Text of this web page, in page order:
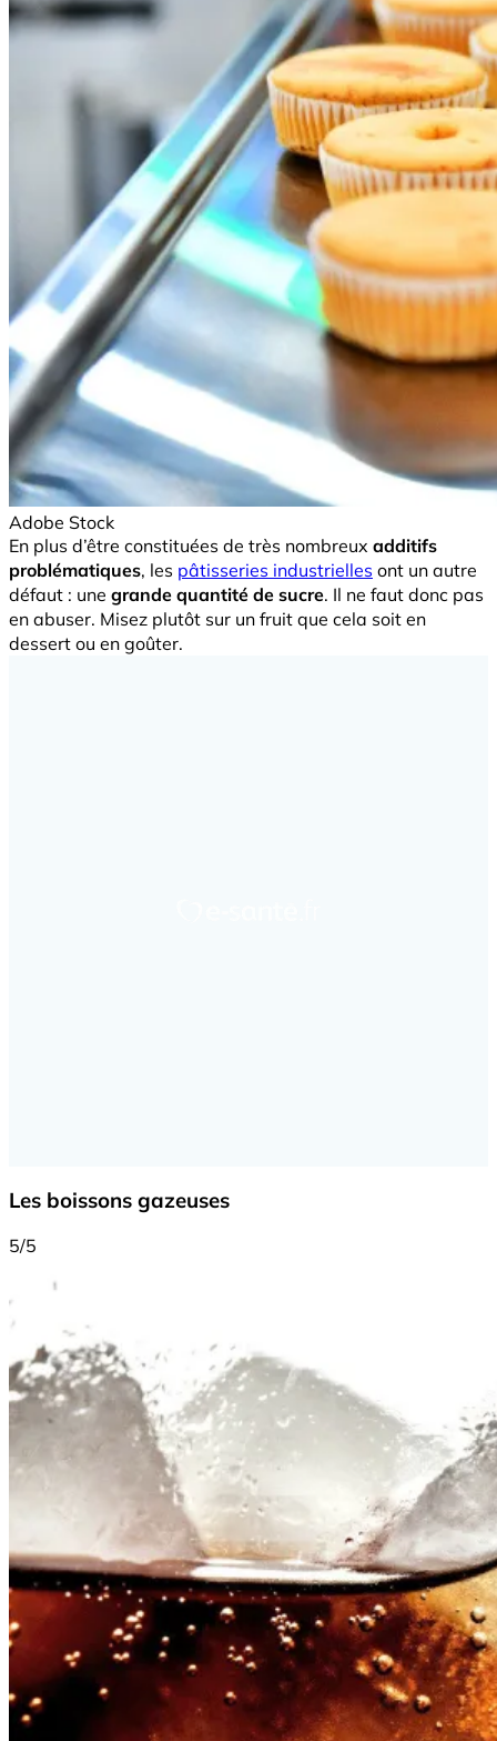
Adobe Stock
En plus d’être constituées de très nombreux additifs
problématiques, les pâtisseries industrielles ont un autre
défaut : une grande quantité de sucre. Il ne faut donc pas
en abuser. Misez plutôt sur un fruit que cela soit en
dessert ou en goûter.
Les boissons gazeuses
5/5